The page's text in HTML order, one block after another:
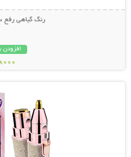
رنگ گیاهی رفع
افزودن
698000
نمایش